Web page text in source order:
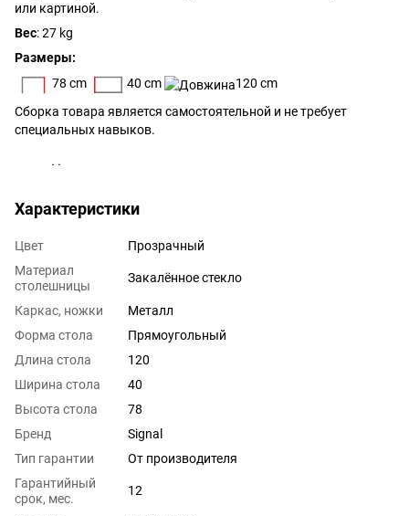
или картиной.
Вес: 27 kg
Размеры:
78 cm
40 cm
120 cm
Сборка товара является самостоятельной и не требует
специальных навыков.
. .
Характеристики
Цвет
Прозрачный
Материал
столешницы
Закалённое стекло
Каркас, ножки
Металл
Форма стола
Прямоугольный
Длина стола
120
Ширина стола
40
Высота стола
78
Бренд
Signal
Тип гарантии
От производителя
Гарантийный
срок, мес.
12